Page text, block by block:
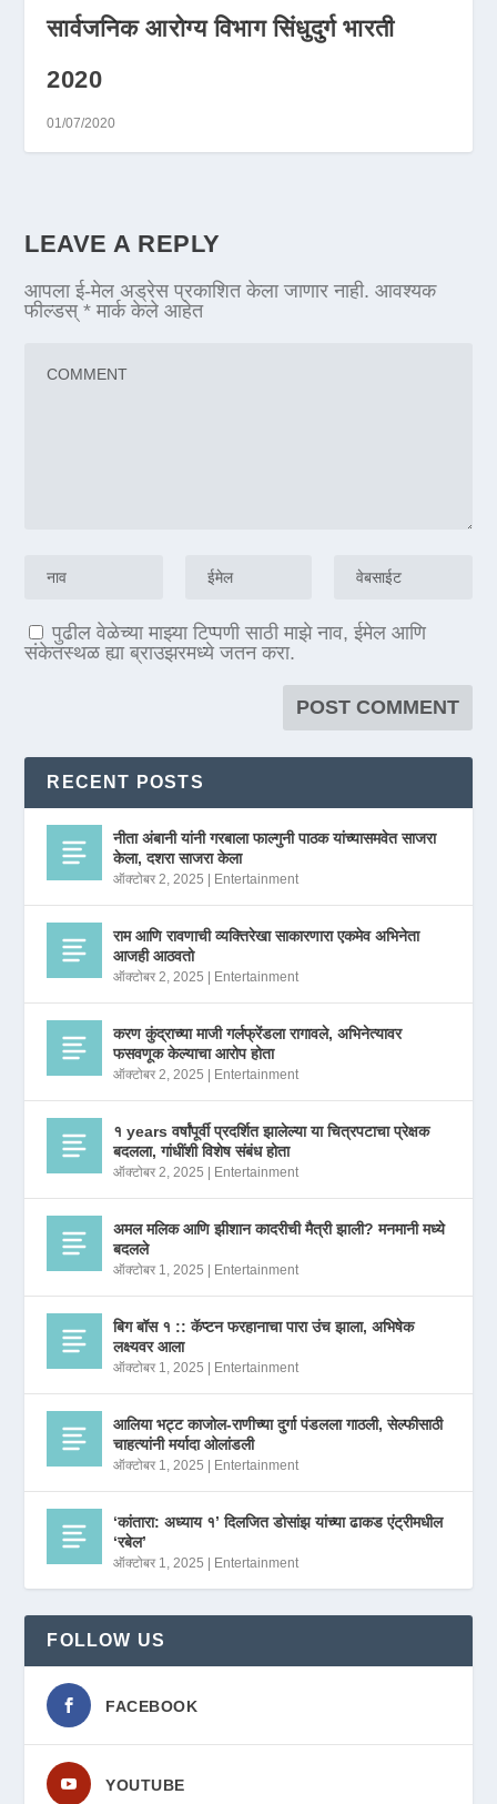
सार्वजनिक आरोग्य विभाग सिंधुदुर्ग भारती
2020
01/07/2020
LEAVE A REPLY
आपला ई-मेल अड्रेस प्रकाशित केला जाणार नाही. आवश्यक
फील्डस्* मार्क केले आहेत
पुढील वेळेच्या माझ्या टिप्पणी साठी माझे नाव, ईमेल आणि
संकेतस्थळ ह्या ब्राउझरमध्ये जतन करा.
RECENT POSTS
नीता अंबानी यांनी गरबाला फाल्गुनी पाठक यांच्यासमवेत साजरा
केला, दशरा साजरा केला
ऑक्टोबर 2, 2025 Entertainment
राम आणि रावणाची व्यक्तिरेखा साकारणारा एकमेव अभिनेता
आजही आठवतो
ऑक्टोबर 2, 2025 Entertainment
करण कुंद्राच्या माजी गर्लफ्रेंडला रागावले, अभिनेत्यावर
फसवणूक केल्याचा आरोप होता
ऑक्टोबर 2, 2025 Entertainment
१ years वर्षांपूर्वी प्रदर्शित झालेल्या या चित्रपटाचा प्रेक्षक
बदलला, गांधींशी विशेष संबंध होता
ऑक्टोबर 2, 2025 Entertainment
अमल मलिक आणि झीशान कादरीची मैत्री झाली? मनमानी मध्ये
बदलले
ऑक्टोबर 1, 2025 Entertainment
बिग बॉस १ :: कॅप्टन फरहानाचा पारा उंच झाला, अभिषेक
लक्ष्यवर आला
ऑक्टोबर 1, 2025 Entertainment
आलिया भट्ट काजोल-राणीच्या दुर्गा पंडलला गाठली, सेल्फीसाठी
चाहत्यांनी मर्यादा ओलांडली
ऑक्टोबर 1, 2025 Entertainment
‘कांतारा: अध्याय १’ दिलजित डोसांझ यांच्या ढाकड एंट्रीमधील
‘रबेल’
ऑक्टोबर 1, 2025 Entertainment
FOLLOW US
FACEBOOK
YOUTUBE